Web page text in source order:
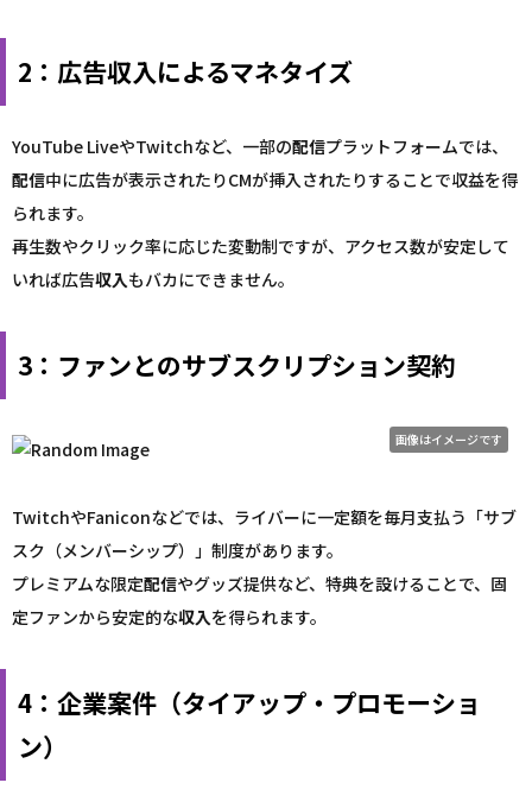
2：広告収入によるマネタイズ
YouTube LiveやTwitchなど、一部の配信プラットフォームでは、
配信中に広告が表示されたりCMが挿入されたりすることで収益を得
られます。
再生数やクリック率に応じた変動制ですが、アクセス数が安定して
いれば広告収入もバカにできません。
3：ファンとのサブスクリプション契約
画像はイメージです
TwitchやFaniconなどでは、ライバーに一定額を毎月支払う「サブ
スク（メンバーシップ）」制度があります。
プレミアムな限定配信やグッズ提供など、特典を設けることで、固
定ファンから安定的な収入を得られます。
4：企業案件（タイアップ・プロモーショ
ン）